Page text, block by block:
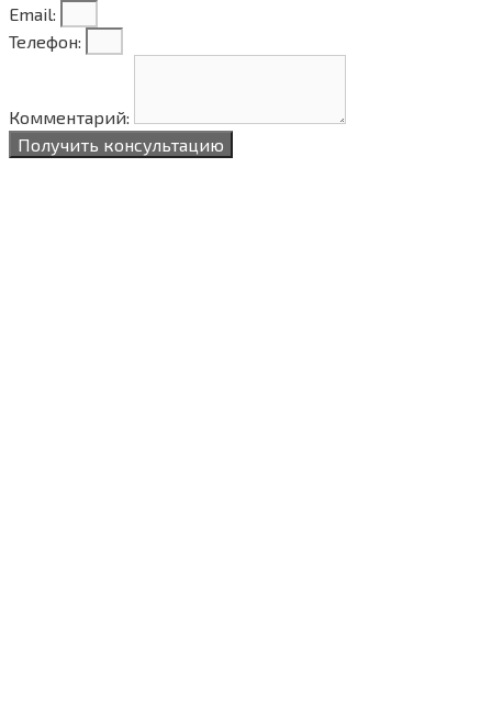
Email:
Телефон:
Комментарий:
Получить консультацию